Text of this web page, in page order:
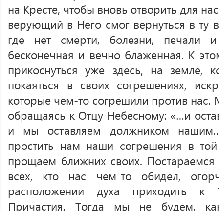
на Кресте, чтобы вновь отворить для
верующий в Него смог вернуться в
где нет смерти, болезни, печали
бесконечная и вечно блаженная. К
прикоснуться уже здесь, на земле,
покаяться в своих согрешениях,
которые чем-то согрешили против
обращаясь к Отцу Небесному: «…и
и мы оставляем должником
простить нам наши согрешения в
прощаем ближних своих.
всех, кто нас чем-то обидел,
расположении духа приходить к
Причастия. Тогда мы не будем,